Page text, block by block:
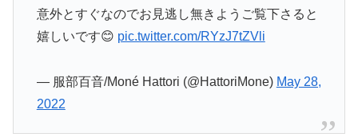
意外とすぐなのでお見逃し無きようご覧下さると
嬉しいです😊 pic.twitter.com/RYzJ7tZVli
— 服部百音/Moné Hattori (@HattoriMone) May 28,
2022